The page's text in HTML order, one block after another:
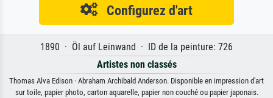
Configurez d'art
1890 · Öl auf Leinwand · ID de la peinture: 726
Artistes non classés
Thomas Alva Edison · Abraham Archibald Anderson. Disponible en impression d'art
sur toile, papier photo, carton aquarelle, papier non couché ou papier japonais.